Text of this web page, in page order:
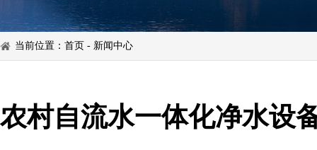
当前位置： 首页 - 新闻中心
农村自流水一体化净水设